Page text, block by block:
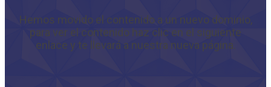
Hemos movido el contenido a un nuevo dominio,
para ver el contenido haz clic en el siguiente
enlace y te llevará a nuestra nueva página.